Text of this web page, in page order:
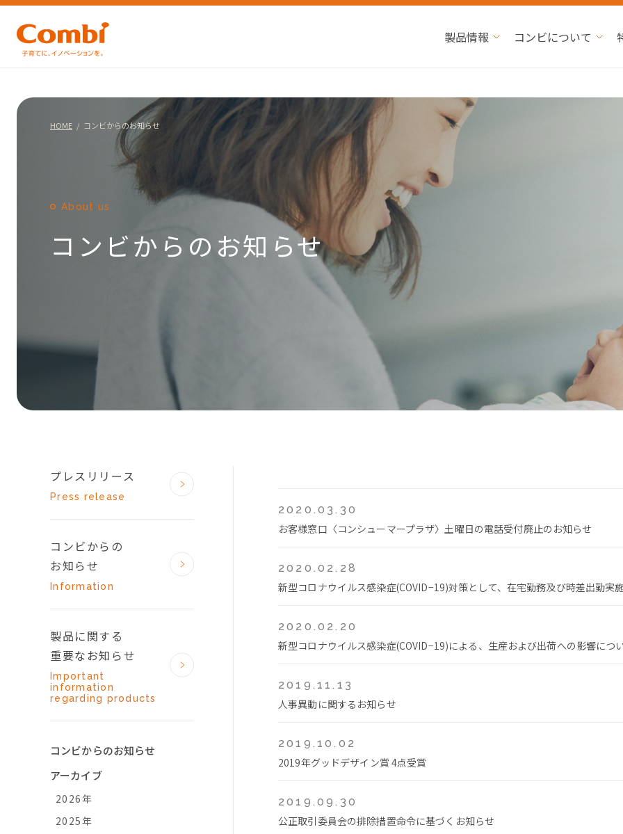
製品情報 コンビについて
HOME コンビからのお知らせ
About us
コンビからのお知らせ
2020.03.30
お客様窓口〈コンシューマープラザ〉土曜日の電話受付廃止のお知らせ
2020.02.28
新型コロナウイルス感染症(COVID−19)対策として、在宅勤務及び時差出勤実
2020.02.20
新型コロナウイルス感染症(COVID−19)による、生産および出荷への影響につ
2019.11.13
人事異動に関するお知らせ
2019.10.02
2019年グッドデザイン賞 4点受賞
2019.09.30
公正取引委員会の排除措置命令に基づくお知らせ
プレスリリース
Press release
コンビからの
お知らせ
Information
製品に関する
重要なお知らせ
Important
information
regarding products
コンビからのお知らせ
アーカイブ
2026年
2025年